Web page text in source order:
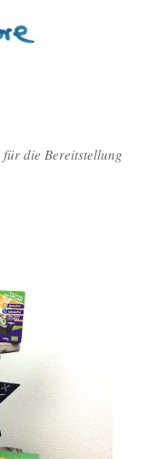
für die Bereitstellung